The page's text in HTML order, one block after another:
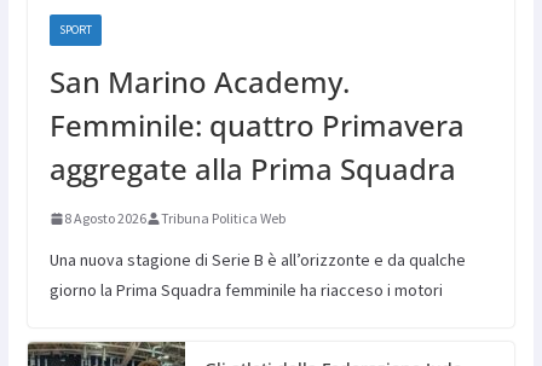
SPORT
San Marino Academy.
Femminile: quattro Primavera
aggregate alla Prima Squadra
8 Agosto 2026 Tribuna Politica Web
Una nuova stagione di Serie B è all’orizzonte e da qualche
giorno la Prima Squadra femminile ha riacceso i motori